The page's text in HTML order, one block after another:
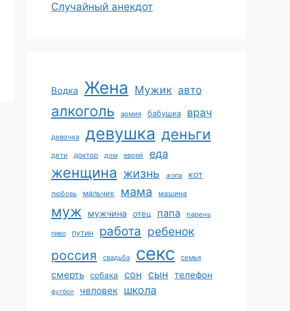
Случайный анекдот
Водка Жена Мужик авто
алкоголь армия бабушка врач
девочка девушка деньги
дети доктор дом еврей еда
женщина жизнь жопа кот
любовь мальчик мама машина
муж мужчина отец папа парень
пиво путин работа ребенок
россия свадьба секс семья
смерть собака сон сын телефон
футбол человек школа